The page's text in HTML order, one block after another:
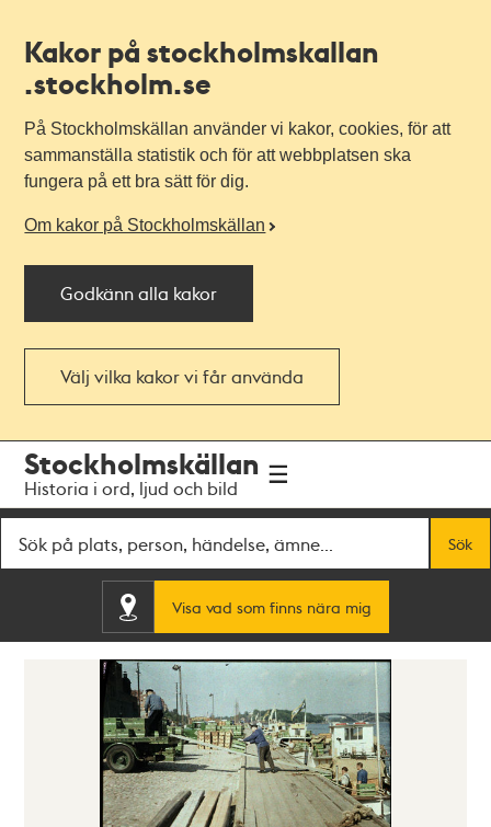
Kakor på stockholmskallan
.stockholm.se
På Stockholmskällan använder vi kakor, cookies, för att
sammanställa statistik och för att webbplatsen ska
fungera på ett bra sätt för dig.
Om kakor på Stockholmskällan
Godkänn alla kakor
Välj vilka kakor vi får använda
navigationen
huvudinnehållet
Stockholmskällan
Historia i ord, ljud och bild
Sök
Visa vad som finns nära mig